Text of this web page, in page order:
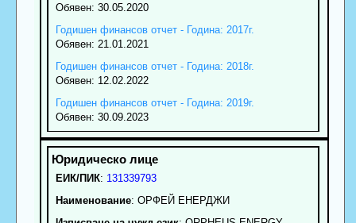
Обявен: 30.05.2020
Годишен финансов отчет - Година: 2017г.
Обявен: 21.01.2021
Годишен финансов отчет - Година: 2018г.
Обявен: 12.02.2022
Годишен финансов отчет - Година: 2019г.
Обявен: 30.09.2023
ЕИК/ПИК: 131339793
Наименование: ОРФЕЙ ЕНЕРДЖИ